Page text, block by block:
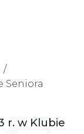
Seniora
r. w Klubie